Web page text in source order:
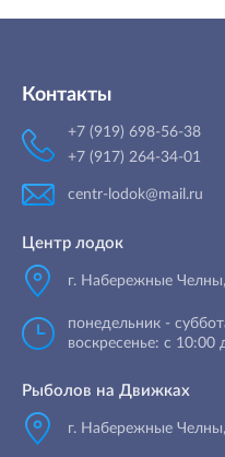
Контакты
+7 (919) 698-56-38
+7 (917) 264-34-01
centr-lodok@mail.ru
Центр лодок
г. Набережные Челны,
понедельник -
воскресенье: с 10:00
Рыболов на Движках
г. Набережные